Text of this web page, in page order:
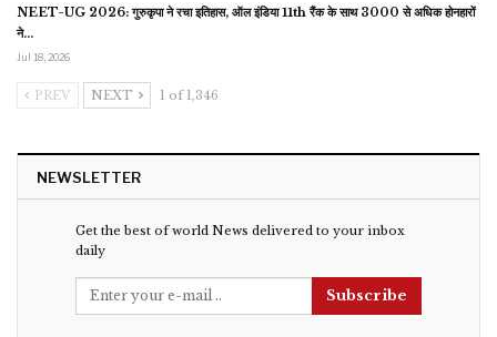
NEET-UG 2026: गुरुकृपा ने रचा इतिहास, ऑल इंडिया 11th रैंक के साथ 3000 से अधिक होनहारों
ने…
Jul 18, 2026
PREV NEXT 1 of 1,346
NEWSLETTER
Get the best of world News delivered to your inbox
daily
Subscribe